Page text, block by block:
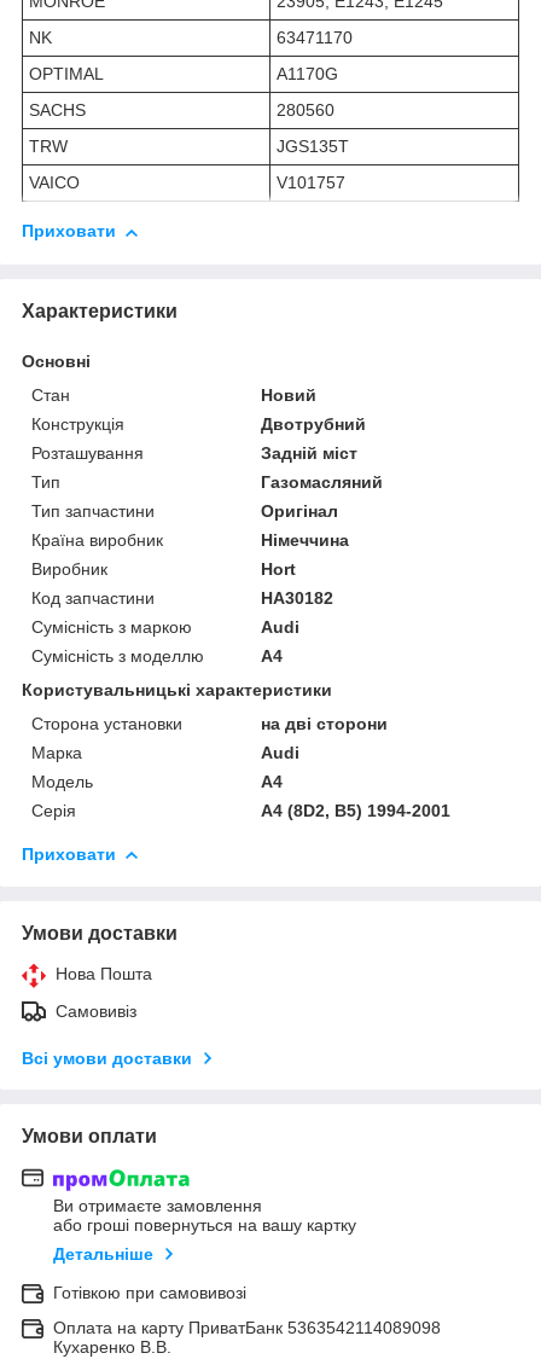
NK
63471170
OPTIMAL
A1170G
SACHS
280560
TRW
JGS135T
VAICO
V101757
Приховати
Характеристики
Основні
Стан
Новий
Конструкція
Двотрубний
Розташування
Задній міст
Тип
Газомасляний
Тип запчастини
Оригінал
Країна виробник
Німеччина
Виробник
Hort
Код запчастини
HA30182
Сумісність з маркою
Audi
Сумісність з моделлю
A4
Користувальницькі характеристики
Сторона установки
на дві сторони
Марка
Audi
Модель
A4
Серія
A4 (8D2, B5) 1994-2001
Приховати
Умови доставки
Нова Пошта
Самовивіз
Всі умови доставки
Умови оплати
Ви отримаєте замовлення
або гроші повернуться на вашу картку
Детальніше
Готівкою при самовивозі
Оплата на карту ПриватБанк 5363542114089098
Кухаренко В.В.